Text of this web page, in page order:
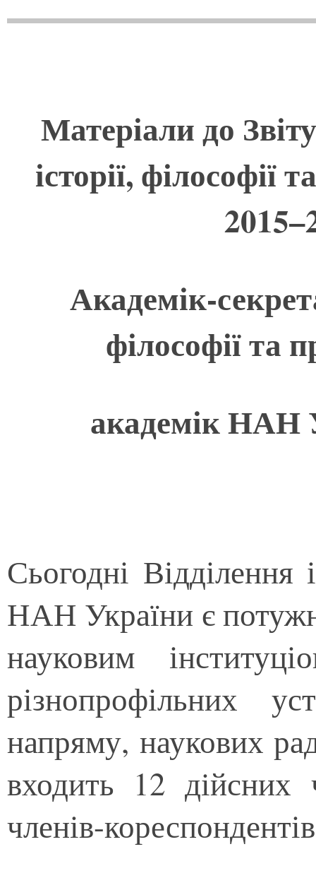
Матеріали до
історії,
Академік-
філософії та
академік НАН
Сьогодні Відділення
НАН України є
науковим
різнопрофільних
напряму, наукових
входить 12 дійсних
членів-